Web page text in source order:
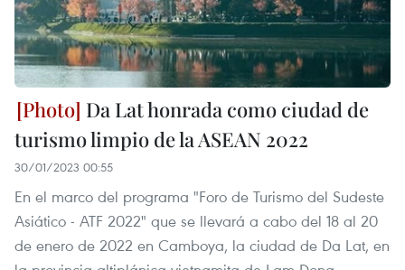
Da Lat honrada como ciudad de
turismo limpio de la ASEAN 2022
30/01/2023 00:55
En el marco del programa "Foro de Turismo del Sudeste
Asiático - ATF 2022" que se llevará a cabo del 18 al 20
de enero de 2022 en Camboya, la ciudad de Da Lat, en